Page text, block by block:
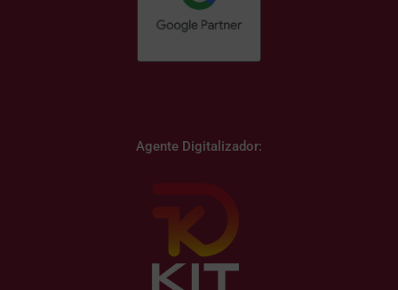
Agente Digitalizador: